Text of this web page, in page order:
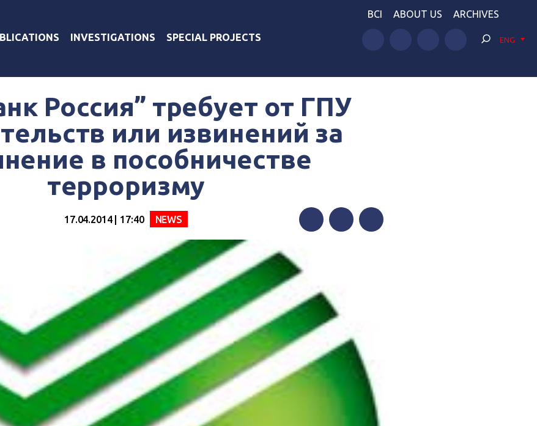
INVESTIGATIONS SPECIAL PROJECTS
BCI ABOUT US ARCHIVES
ENG
Россия” требует от ГПУ
или извинений за
в пособничестве
терроризму
17.04.2014 | 17:40 NEWS